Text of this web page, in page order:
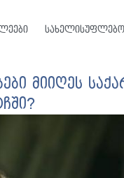
სახელისუფლებო
მიიღეს